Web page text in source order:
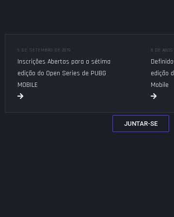
JUNTAR-SE
5 DE SETEMBRO DE 2019
Inscrições Abertas para a sétima
edição do Open Series de PUBG
MOBILE
8 DE
edição
Mobile